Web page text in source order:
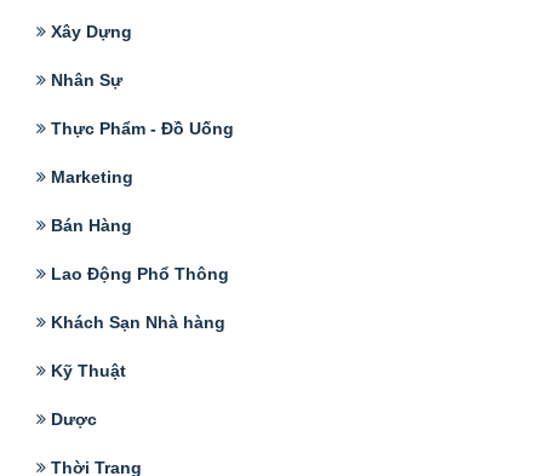
Xây Dựng
Nhân Sự
Thực Phẩm - Đồ Uống
Marketing
Bán Hàng
Lao Động Phổ Thông
Khách Sạn Nhà hàng
Kỹ Thuật
Dược
Thời Trang